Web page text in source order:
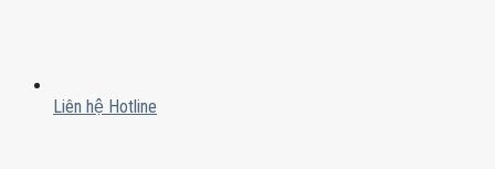
Liên hệ Hotline